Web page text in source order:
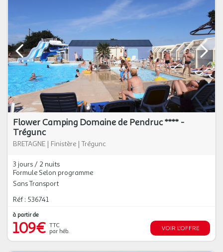
Flower Camping Domaine de Pendruc **** -
Trégunc
BRETAGNE | Finistère |Trégunc
3 jours / 2 nuits
Formule Selon programme
Sans Transport
Réf : 536741
à partir de
109€ TTC
par héb.
VOIR L'OFFRE